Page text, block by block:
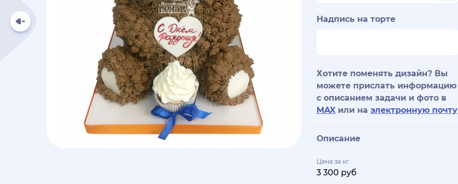
Надпись на торте
Хотите поменять дизайн? Вы
можете прислать информацию
с описанием задачи и фото в
MAX или на электронную почту
Описание
Цена за кг.
3 300 руб